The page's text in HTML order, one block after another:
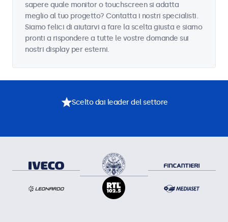
sapere quale monitor o touchscreen si adatta
meglio al tuo progetto? Contatta i nostri specialisti.
Siamo felici di aiutarvi a fare la scelta giusta e siamo
pronti a rispondere a tutte le vostre domande sui
nostri display per esterni.
Scelto dai leader del settore